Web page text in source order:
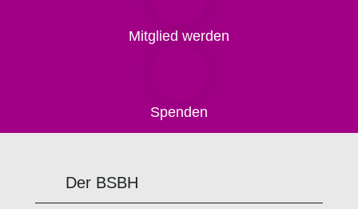
Mitglied werden
Spenden
Der BSBH